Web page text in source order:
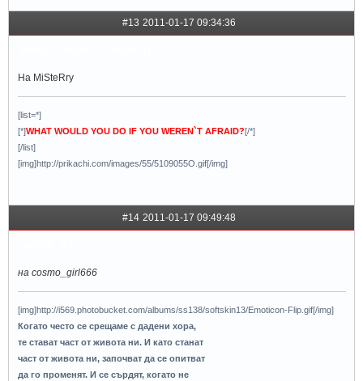
#13 2011-01-17 09:34:36
На MiSteRry
[list=*]
[*]WHAT WOULD YOU DO IF YOU WEREN`T AFRAID?[/*]
[/list]
[img]http://prikachi.com/images/55/5109055O.gif[/img]
#14 2011-01-17 09:49:48
на cosmo_girl666
[img]http://i569.photobucket.com/albums/ss138/softskin13/Emoticon-Flip.gif[/img]
Когато често се срещаме с дадени хора,
те стават част от живота ни. И като станат
част от живота ни, започват да се опитват
да го променят. И се сърдят, когато не